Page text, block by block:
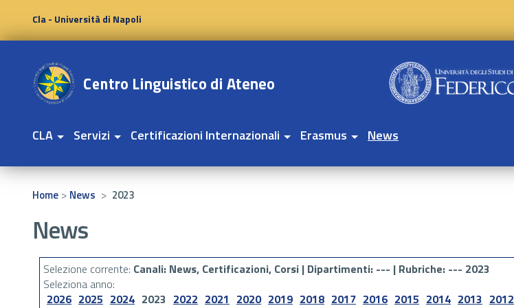
Cla - Università di Napoli
CLA Servizi Certificazioni Internazionali Erasmus News
Home > News > 2023
News
Selezione corrente: Canali: News, Certificazioni, Corsi | Dipartimenti: --- | Rubriche: --- 2023
Seleziona anno:
2026 2025 2024 2023 2022 2021 2020 2019 2018 2017 2016 2015 2014 2013 2012